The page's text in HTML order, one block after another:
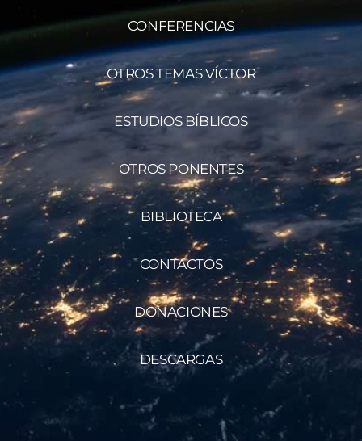
CONFERENCIAS
OTROS TEMAS VÍCTOR
ESTUDIOS BÍBLICOS
OTROS PONENTES
BIBLIOTECA
CONTACTOS
DONACIONES
DESCARGAS